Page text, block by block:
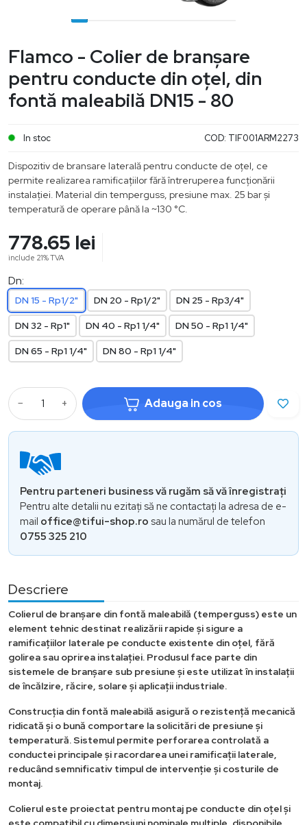
Flamco - Colier de branșare
pentru conducte din oțel, din
fontă maleabilă DN15 - 80
In stoc COD: TIF001ARM2273
Dispozitiv de bransare laterală pentru conducte de oțel, ce
permite realizarea ramificațiilor fără întreruperea funcționării
instalației. Material din temperguss, presiune max. 25 bar și
temperatură de operare până la ~130 °C.
778.65 lei
include 21% TVA
Dn:
DN 15 - Rp1/2" DN 20 - Rp1/2" DN 25 - Rp3/4"
DN 32 - Rp1" DN 40 - Rp1 1/4" DN 50 - Rp1 1/4"
DN 65 - Rp1 1/4" DN 80 - Rp1 1/4"
− + Adauga in cos
Pentru parteneri business vă rugăm să vă înregistrați
Pentru alte detalii nu ezitați să ne contactați la adresa de e-
mail office@tifui-shop.ro sau la numărul de telefon
0755 325 210
Descriere
Colierul de branșare din fontă maleabilă (temperguss) este un
element tehnic destinat realizării rapide și sigure a
ramificațiilor laterale pe conducte existente din oțel, fără
golirea sau oprirea instalației. Produsul face parte din
sistemele de branșare sub presiune și este utilizat în instalații
de încălzire, răcire, solare și aplicații industriale.
Construcția din fontă maleabilă asigură o rezistență mecanică
ridicată și o bună comportare la solicitări de presiune și
temperatură. Sistemul permite perforarea controlată a
conductei principale și racordarea unei ramificații laterale,
reducând semnificativ timpul de intervenție și costurile de
montaj.
Colierul este proiectat pentru montaj pe conducte din oțel și